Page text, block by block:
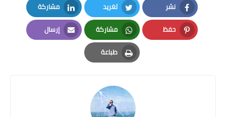
نشر
Facebook
تغريد
Twitter
مشاركة
LinkedIn
حفظ
Pinterest
مشاركة
Whatsapp
إرسال
Email
طباعة
Print